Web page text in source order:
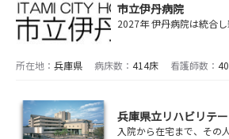
市立伊丹病院
所在地： 兵庫県 病床数： 414床 看護師数：
兵庫県立リハビリテ